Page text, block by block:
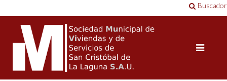
Buscador